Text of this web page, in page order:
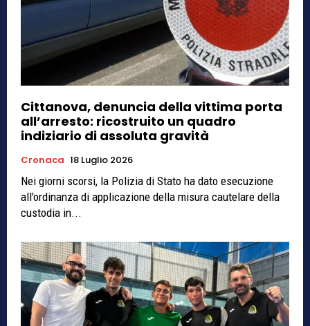
Cittanova, denuncia della vittima porta
all’arresto: ricostruito un quadro
indiziario di assoluta gravità
Cronaca 18 Luglio 2026
Nei giorni scorsi, la Polizia di Stato ha dato esecuzione
all’ordinanza di applicazione della misura cautelare della
custodia in...